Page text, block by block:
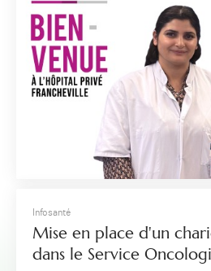
Infosanté
Mise en place d'un
dans le Service